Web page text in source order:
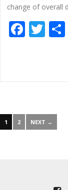
change of overall
1 2 NEXT →